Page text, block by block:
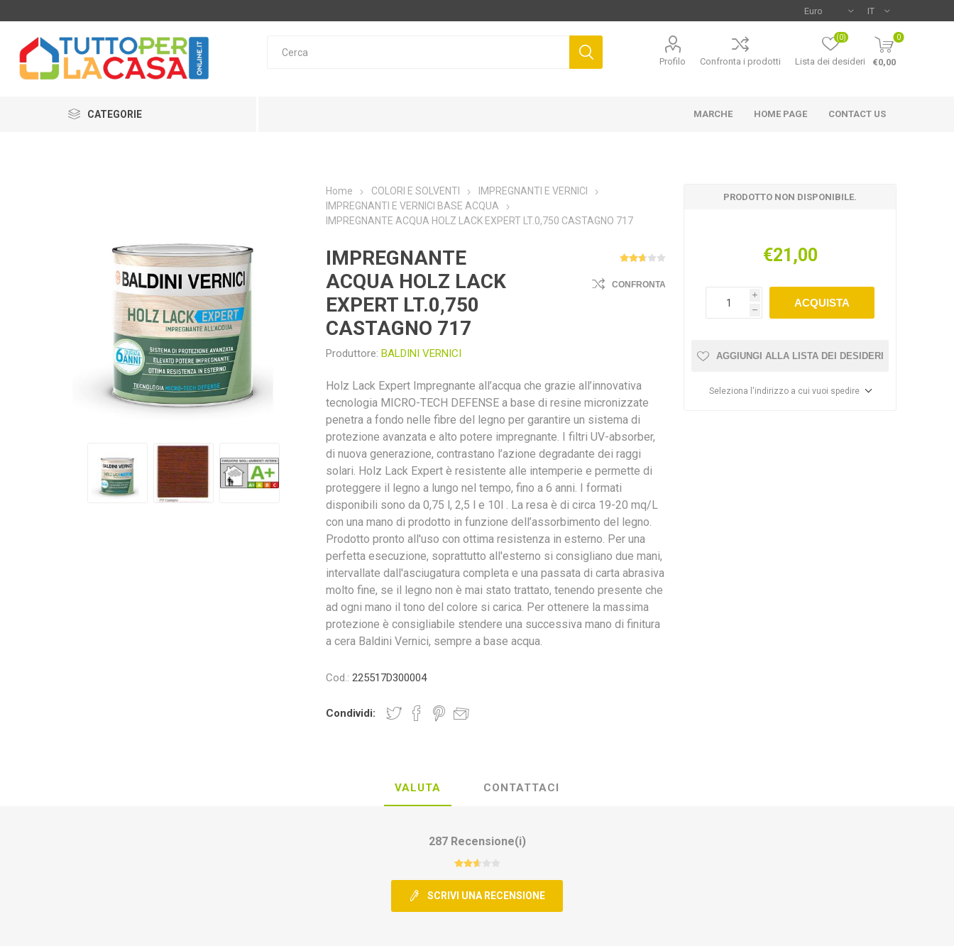
Profilo Confronta i prodotti Lista dei desideri
(0) 0
€0,00
CATEGORIE MARCHE HOME PAGE CONTACT US
Home COLORI E SOLVENTI
IMPREGNANTI E VERNICI
IMPREGNANTI E VERNICI BASE ACQUA
IMPREGNANTE ACQUA HOLZ LACK EXPERT LT.0,750 CASTAGNO 717
IMPREGNANTE
ACQUA HOLZ LACK
EXPERT LT.0,750
CASTAGNO 717
Produttore: BALDINI VERNICI
CONFRONTA
Holz Lack Expert Impregnante all’acqua che grazie all’innovativa
tecnologia MICRO-TECH DEFENSE a base di resine micronizzate
penetra a fondo nelle fibre del legno per garantire un sistema di
protezione avanzata e alto potere impregnante. I filtri UV-absorber,
di nuova generazione, contrastano l’azione degradante dei raggi
solari. Holz Lack Expert è resistente alle intemperie e permette di
proteggere il legno a lungo nel tempo, fino a 6 anni. I formati
disponibili sono da 0,75 l, 2,5 l e 10l . La resa è di circa 19-20 mq/L
con una mano di prodotto in funzione dell’assorbimento del legno.
Prodotto pronto all'uso con ottima resistenza in esterno. Per una
perfetta esecuzione, soprattutto all'esterno si consigliano due mani,
intervallate dall'asciugatura completa e una passata di carta abrasiva
molto fine, se il legno non è mai stato trattato, tenendo presente che
ad ogni mano il tono del colore si carica. Per ottenere la massima
protezione è consigliabile stendere una successiva mano di finitura
a cera Baldini Vernici, sempre a base acqua.
Cod.: 225517D300004
Condividi:
PRODOTTO NON DISPONIBILE.
€21,00
i
h
ACQUISTA
AGGIUNGI ALLA LISTA DEI DESIDERI
Seleziona l'indirizzo a cui vuoi spedire
VALUTA CONTATTACI
287 Recensione(i)
SCRIVI UNA RECENSIONE